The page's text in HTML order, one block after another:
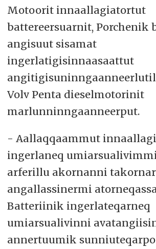
Motoorit innaallagiatortut
battereersuarnit, Porchenik
angisuut sisamat
ingerlatigisinnaasaattut
Volv Penta dieselmotorinit
marlunninngaanneerput.
- Aallaqqaammut
ingerlaneq
arferillu akornanni
angallassinermi
Batteriinik ingerlateqarneq
umiarsualivinni
annertuumik